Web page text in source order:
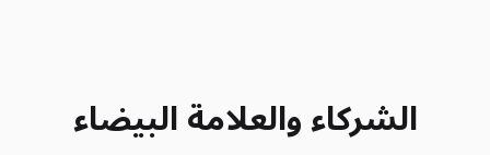
الشركاء والعلامة البيضاء